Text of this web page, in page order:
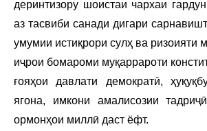
деринтизору шоистаи чархаи
аз тасвиби санади дигари
умумии истиқрори сулҳ ва ризоияти
иҷрои бомароми муқаррароти
ғояҳои давлати демократӣ,
ягона, имкони амалисозии
ормонҳои миллӣ даст ёфт.